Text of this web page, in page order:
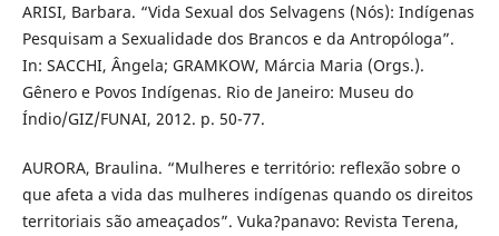
ARISI, Barbara. “Vida Sexual dos Selvagens (Nós): Indígenas
Pesquisam a Sexualidade dos Brancos e da Antropóloga”.
In: SACCHI, Ângela; GRAMKOW, Márcia Maria (Orgs.).
Gênero e Povos Indígenas. Rio de Janeiro: Museu do
Índio/GIZ/FUNAI, 2012. p. 50-77.
AURORA, Braulina. “Mulheres e território: reflexão sobre o
que afeta a vida das mulheres indígenas quando os direitos
territoriais são ameaçados”. Vuka?panavo: Revista Terena,